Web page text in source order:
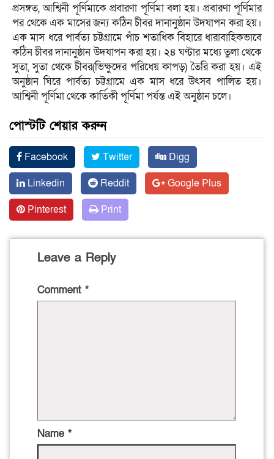
প্রসঙ্গত, আশ্বিনী পূর্ণিমাকে প্রবারণা পূর্ণিমা বলা হয়। প্রবারণা পূর্ণিমার
পর থেকে এক মাসের জন্য কঠিন চীবর দানানুষ্ঠান উদযাপন করা হয়।
এক মাস ধরে পার্বত্য চট্টগ্রামে পাঁচ শতাধিক বিহারে ধারাবাহিকভাবে
কঠিন চীবর দানানুষ্ঠান উদযাপন করা হয়। ২৪ ঘণ্টার মধ্যে তুলা থেকে
সুতা, সুতা থেকে চীবর(ভিক্ষুদের পরিধেয় কাপড়) তৈরি করা হয়। এই
অনুষ্ঠান ঘিরে পার্বত্য চট্টগ্রামে এক মাস ধরে উৎসব পালিত হয়।
আশ্বিনী পূর্ণিমা থেকে কার্তিকী পূর্ণিমা পর্যন্ত এই অনুষ্ঠান চলে।
পোস্টটি শেয়ার করুন
Facebook Twitter
Digg
Linkedin
Reddit
Google Plus
Pinterest
Print
Leave a Reply
Comment *
Name *